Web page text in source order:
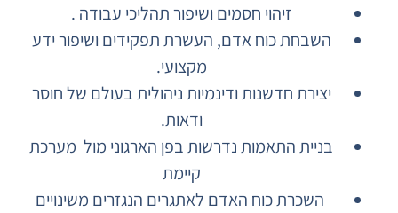
זיהוי חסמים ושיפור תהליכי עבודה .
השבחת כוח אדם, העשרת תפקידים ושיפור ידע
מקצועי.
יצירת חדשנות ודינמיות ניהולית בעולם של חוסר
ודאות.
בניית התאמות נדרשות בפן הארגוני מול מערכת
קיימת
השכרת כוח האדם לאתגרים הנגזרים משינויים